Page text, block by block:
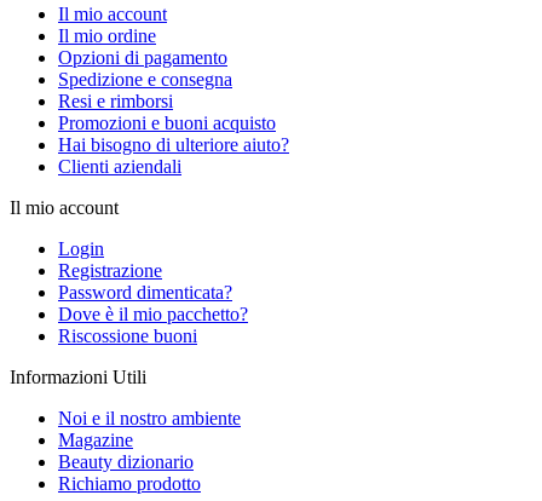
Il mio account
Il mio ordine
Opzioni di pagamento
Spedizione e consegna
Resi e rimborsi
Promozioni e buoni acquisto
Hai bisogno di ulteriore aiuto?
Clienti aziendali
Il mio account
Login
Registrazione
Password dimenticata?
Dove è il mio pacchetto?
Riscossione buoni
Informazioni Utili
Noi e il nostro ambiente
Magazine
Beauty dizionario
Richiamo prodotto